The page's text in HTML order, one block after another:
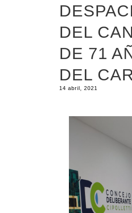
DEL
DE 71
DEL
14 abril, 2021